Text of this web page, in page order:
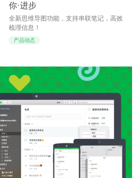
你·进步
全新思维导图功能，支持串联笔记，高效
梳理信息！
产品动态